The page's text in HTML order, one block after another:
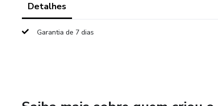
Detalhes
Garantia de 7 dias